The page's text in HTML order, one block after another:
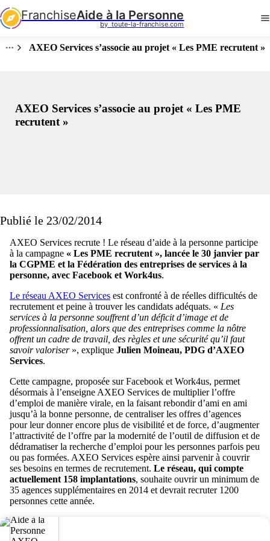
FranchiseAide à la Personne
by  toute-la-franchise.com
AXEO Services s’associe au projet « Les PME recrutent »
AXEO Services s’associe au projet « Les PME
recrutent »
Publié le 23/02/2014
AXEO Services recrute ! Le réseau d’aide à la personne participe
à la campagne « Les PME recrutent », lancée le 30 janvier par
la CGPME et la Fédération des entreprises de services à la
personne, avec Facebook et Work4us.
Le réseau AXEO Services est confronté à de réelles difficultés de
recrutement et peine à trouver les candidats adéquats. « Les
services à la personne souffrent d’un déficit d’image et de
professionnalisation, alors que des entreprises comme la nôtre
offrent un cadre de travail, des règles et une sécurité qu’il faut
savoir valoriser», explique Julien Moineau, PDG d’AXEO
Services.
Cette campagne, proposée sur Facebook et Work4us, permet
désormais à l’enseigne AXEO Services de multiplier l’offre
d’emploi de manière virale, en la faisant rebondir d’ami en ami
jusqu’à la bonne personne, de centraliser les offres d’agences
pour leur donner encore plus de visibilité et de force, d’augmenter
l’attractivité de l’offre par la modernité de l’outil de diffusion et de
dédramatiser la recherche d’emploi pour les personnes parfois peu
ou pas formées. AXEO Services espère ainsi parvenir à couvrir
ses besoins en termes de recrutement. Le réseau, qui compte
actuellement 158 implantations, souhaite ouvrir un minimum de
35 agences supplémentaires en 2014 et devrait recruter 1200
personnes cette année.